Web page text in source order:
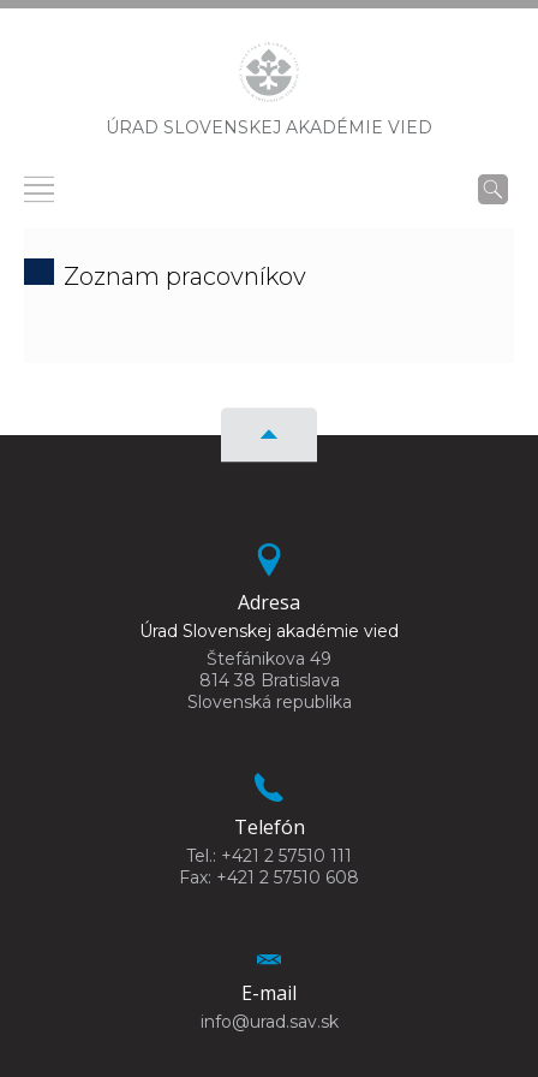
ÚRAD SLOVENSKEJ AKADÉMIE VIED
Zoznam pracovníkov
Adresa
Úrad Slovenskej akadémie vied
Štefánikova 49
814 38 Bratislava
Slovenská republika
Telefón
Tel.: +421 2 57510 111
Fax: +421 2 57510 608
E-mail
info@urad.sav.sk